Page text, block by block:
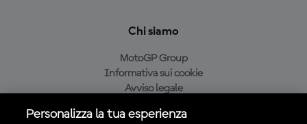
Chi siamo
MotoGP Group
Informativa sui cookie
Avviso legale
Condizioni di acquisto
Personalizza la tua esperienza